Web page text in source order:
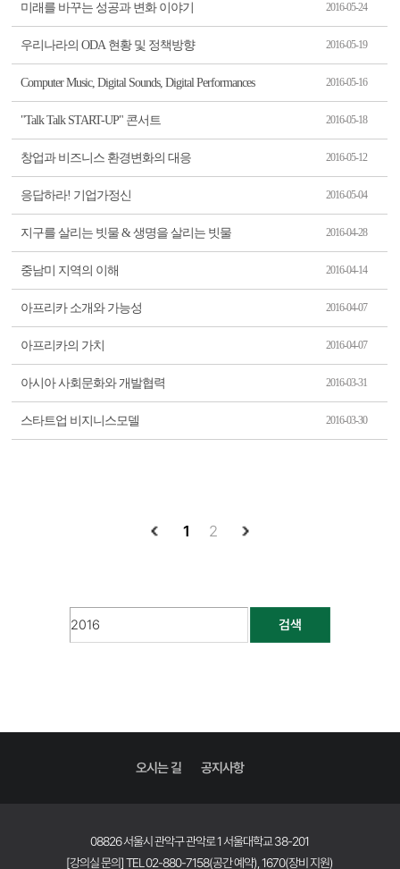
미래를 바꾸는 성공과 변화 이야기 2016-05-24
우리나라의 ODA 현황 및 정책방향 2016-05-19
Computer Music, Digital Sounds, Digital Performances 2016-05-16
"Talk Talk START-UP" 콘서트 2016-05-18
창업과 비즈니스 환경변화의 대응 2016-05-12
응답하라! 기업가정신 2016-05-04
지구를 살리는 빗물 & 생명을 살리는 빗물 2016-04-28
중남미 지역의 이해 2016-04-14
아프리카 소개와 가능성 2016-04-07
아프리카의 가치 2016-04-07
아시아 사회문화와 개발협력 2016-03-31
스타트업 비지니스모델 2016-03-30
1 2
검색
오시는 길 공지사항
08826 서울시 관악구 관악로 1 서울대학교 38-201
[강의실 문의] TEL 02-880-7158(공간 예약), 1670(장비 지원)